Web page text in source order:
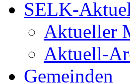
SELK-
Aktueller
Aktuell-
Gemeinden